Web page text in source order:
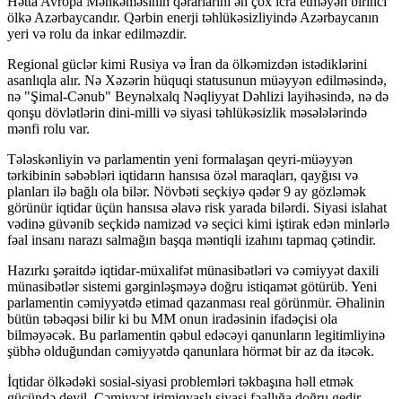
ölkə Azərbaycandır. Qərbin enerji təhlükəsizliyində Azərbaycanın
yeri və rolu da inkar edilməzdir.
Regional güclər kimi Rusiya və İran da ölkəmizdən istədiklərini
asanlıqla alır. Nə Xəzərin hüquqi statusunun müəyyən edilməsində,
nə "Şimal-Cənub" Beynəlxalq Nəqliyyat Dəhlizi layihəsində, nə də
qonşu dövlətlərin dini-milli və siyasi təhlükəsizlik məsələlərində
mənfi rolu var.
Tələskənliyin və parlamentin yeni formalaşan qeyri-müəyyən
tərkibinin səbəbləri iqtidarın hansısa özəl maraqları, qayğısı və
planları ilə bağlı ola bilər. Növbəti seçkiyə qədər 9 ay gözləmək
görünür iqtidar üçün hansısa əlavə risk yarada bilərdi. Siyasi islahat
vədinə güvənib seçkidə namizəd və seçici kimi iştirak edən minlərlə
fəal insanı narazı salmağın başqa məntiqli izahını tapmaq çətindir.
Hazırkı şəraitdə iqtidar-müxalifət münasibətləri və cəmiyyət daxili
münasibətlər sistemi gərginləşməyə doğru istiqamət götürüb. Yeni
parlamentin cəmiyyətdə etimad qazanması real görünmür. Əhalinin
bütün təbəqəsi bilir ki bu MM onun iradəsinin ifadəçisi ola
bilməyəcək. Bu parlamentin qəbul edəcəyi qanunların legitimliyinə
şübhə olduğundan cəmiyyətdə qanunlara hörmət bir az da itəcək.
İqtidar ölkədəki sosial-siyasi problemləri təkbaşına həll etmək